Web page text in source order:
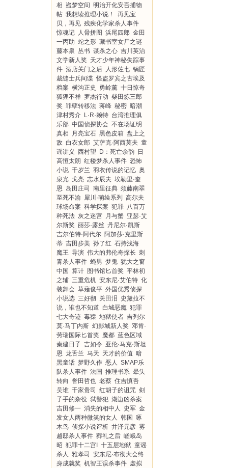
相 盗梦空间 明治开化安吾捕物
帖 我想读推理小说！
再见宝
贝，再见 残疾化学家杀人事件
惊魂记 人骨拼图 浜尾四郎 金田
一丙助 蛇之形 藏书室女尸之谜
藤本泉 丛书 谋杀之心 吉川英治
文学新人奖 天才少年神秘失踪事
件 酒店关门之后 人形佐七 锅匠
裁缝士兵间谍 怪盗罗宾之古埃及
档案 横沟正史 勇岭薰 十日惊奇
狐狸不祥 罗杰行动 柴田炼三郎
奖 罪孽转移法 蒋峰 秘密 暗潮
津村秀介 L·R·赖特 台湾推理俱
乐部 中国侦探协会 不在场证明
真相
月亮宝石 黑色皮箱 盘上之
敌 白衣女郎 艾萨克·阿西莫夫 童
谣讲义 西村望 D：死亡余韵 日
高恒太朗 红楼梦杀人事件 恐怖
小说 千岁兰 羽衣传说的记忆 奥
泉光 戈亮 志水辰夫 埃勒里·奎
恩 岛田庄司 南里征典 须藤南翠
至死不渝 犀川·萌绘系列
高尔夫
球场命案 科学探案 犯罪 八百万
种死法 灰之迷宫 月与蟹 亚瑟·艾
尔斯奖 丽莎·露丝 丹尼尔·凯斯
吉尔伯特·阿代尔 阿加莎·克里斯
蒂 吉田步美 孙了红 石持浅海
魔王 导演 伟大的弗伦奇探长 刺
青杀人事件 蝇男 梦鬼 犹大之窗
中国 算计 图书馆匕首奖 平林初
之辅 三重危机 安东尼·艾伯特 化
装舞会 草薙俊平 外国优秀侦探
小说选 三好彻 关田泪
史黛拉不
说，谁也不知道 白城恶魔 犯罪
七大奇迹 毒猿 地狱使者 吉列尔
莫·马丁内斯 幻影城新人奖 邓肯·
劳瑞国际匕首奖 魔都 蓝色区域
秦建日子 吉如令 亚伦·马克·斯坦
恩 龙舌兰 马天 天才的价值 暗
黑童话 梦野久作 恶人 SMAP乐
队杀人事件 法国 推理书系 晕头
转向 誉田哲也 老蔡 住吉慎吾
吴谁 千家贵司 红胡子的诅咒 刽
子手的杂役 弑警犯 湖边凶杀案
吉田修一 消失的相中人 史军 金
发女人两种微笑的女人 韩国 啄
木鸟 侦探小说评析 井泽元彦 雾
越邸杀人事件 葬礼之后 嵯峨岛
昭 犯罪十二宫I 十五层地狱 童谣
杀人 雅孝司
安东尼·布彻大会终
身成就奖 机智王误杀事件 虚拟